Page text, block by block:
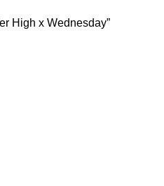
High x Wednesday”